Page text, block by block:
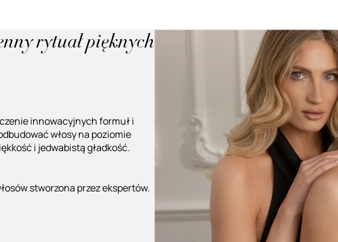
rytuał pięknych
innowacyjnych formuł i
włosy na poziomie
i jedwabistą gładkość.
stworzona przez ekspertów.